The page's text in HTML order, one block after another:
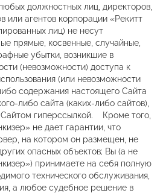
должностных лиц, директоров,
или агентов корпорации «Рекитт
лиц) не несут
прямые, косвенные, случайные,
убытки, возникшие в
(невозможности) доступа к
(или невозможности
содержания настоящего Сайта
либо сайта (каких-либо сайтов),
гиперссылкой. Кроме того,
не дает гарантии, что
на котором он размещен, не
опасных объектов; Вы (а не
принимаете на себя полную
технического обслуживания,
а любое судебное решение в